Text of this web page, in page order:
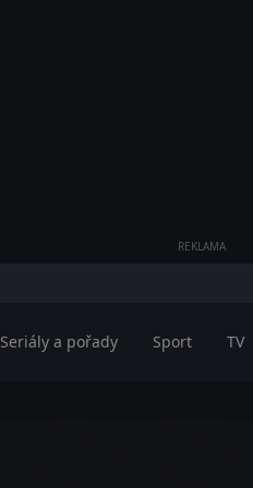
REKLAMA
Seriály a pořady Sport TV